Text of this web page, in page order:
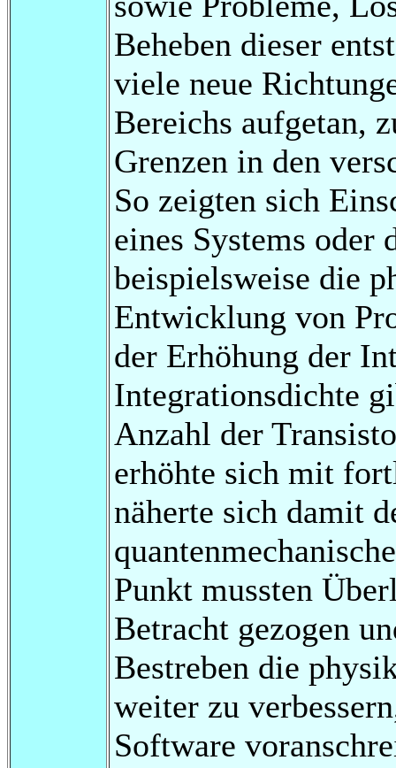
Beheben dieser
viele neue
Bereichs aufgetan,
Grenzen in den
So zeigten sich
eines Systems oder
beispielsweise die
Entwicklung von
der Erhöhung der
Integrationsdichte
Anzahl der
erhöhte sich mit
näherte sich damit
Punkt mussten
Betracht gezogen
Bestreben die
weiter zu
Software